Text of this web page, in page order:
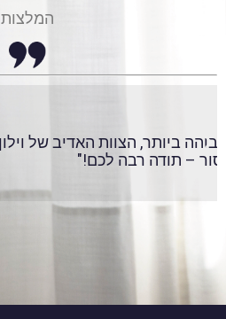
המלצות
לא מפסיקים לקבל מחמאות!
מספר אחד בתחום הוילונות.